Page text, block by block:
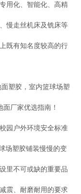
用化、智能化、高精
慢走丝机床及铣床等
既有知名度较高的行
塑胶，室内篮球场塑
厂家优选指南！
园户外环境安全标准
场塑胶铺装慢慢的变
里不可或缺的重要品
震、耐磨耐用的要求